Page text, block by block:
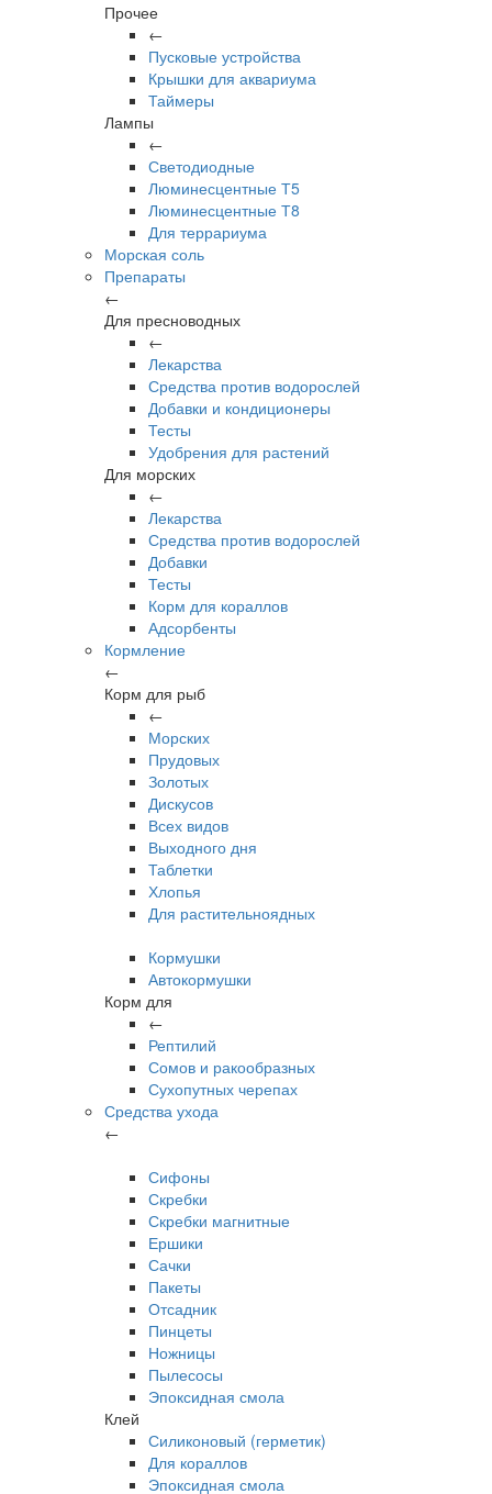
Прочее
←
Пусковые устройства
Крышки для аквариума
Таймеры
Лампы
←
Светодиодные
Люминесцентные Т5
Люминесцентные Т8
Для террариума
Морская соль
Препараты
←
Для пресноводных
←
Лекарства
Средства против водорослей
Добавки и кондиционеры
Тесты
Удобрения для растений
Для морских
←
Лекарства
Средства против водорослей
Добавки
Тесты
Корм для кораллов
Адсорбенты
Кормление
←
Корм для рыб
←
Морских
Прудовых
Золотых
Дискусов
Всех видов
Выходного дня
Таблетки
Хлопья
Для растительноядных
Кормушки
Автокормушки
Корм для
←
Рептилий
Сомов и ракообразных
Сухопутных черепах
Средства ухода
←
Сифоны
Скребки
Скребки магнитные
Ершики
Сачки
Пакеты
Отсадник
Пинцеты
Ножницы
Пылесосы
Эпоксидная смола
Клей
Силиконовый (герметик)
Для кораллов
Эпоксидная смола